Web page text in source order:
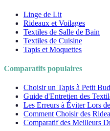
Linge de Lit
Rideaux et Voilages
Textiles de Salle de Bain
Textiles de Cuisine
Tapis et Moquettes
Comparatifs populaires
Choisir un Tapis à Petit
Guide d'Entretien des
Les Erreurs à Éviter Lors
Comment Choisir des
Comparatif des Meilleurs